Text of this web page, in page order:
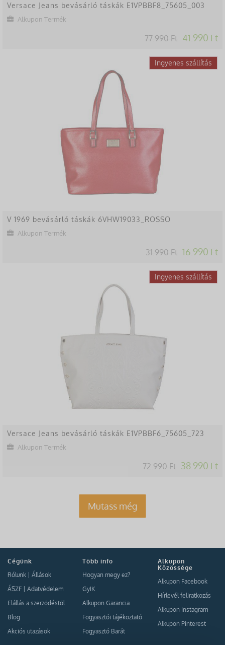
Versace Jeans bevásárló táskák E1VPBBF8_75605_003
Alkupon Termék
77.990 Ft 41.990 Ft
Lekésted
Ingyenes szállítás
V 1969 bevásárló táskák 6VHW19033_ROSSO
Alkupon Termék
31.990 Ft 16.990 Ft
Lekésted
Ingyenes szállítás
Versace Jeans bevásárló táskák E1VPBBF6_75605_723
Alkupon Termék
72.990 Ft 38.990 Ft
Mutass még
Cégünk
Rólunk
Állások
ÁSZF
Adatvédelem
Elállás a szerződéstől
Blog
Akciós utazások
Több info
Hogyan megy ez?
GyIK
Alkupon Garancia
Fogyasztói tájékoztató
Fogyasztó Barát
Alkupon
Közössége
Alkupon Facebook
Hírlevél feliratkozás
Alkupon Instagram
Alkupon Pinterest